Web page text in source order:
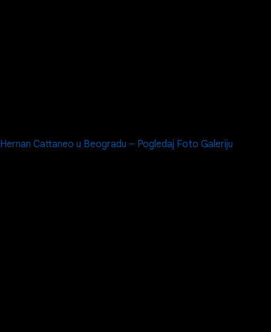
Hernan Cattaneo u Beogradu – Pogledaj Foto Galeriju